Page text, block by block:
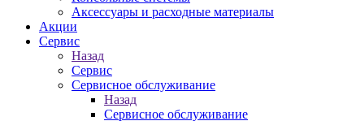
Аксессуары и расходные материалы
Акции
Сервис
Назад
Сервис
Сервисное обслуживание
Назад
Сервисное обслуживание